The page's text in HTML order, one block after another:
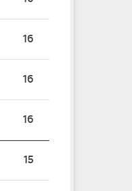
16
16
16
15